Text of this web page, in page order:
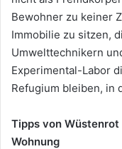
Bewohner zu keiner
Immobilie zu sitzen,
Umwelttechnikern
Experimental-Labor
Refugium bleiben, in
Tipps von
Wohnung